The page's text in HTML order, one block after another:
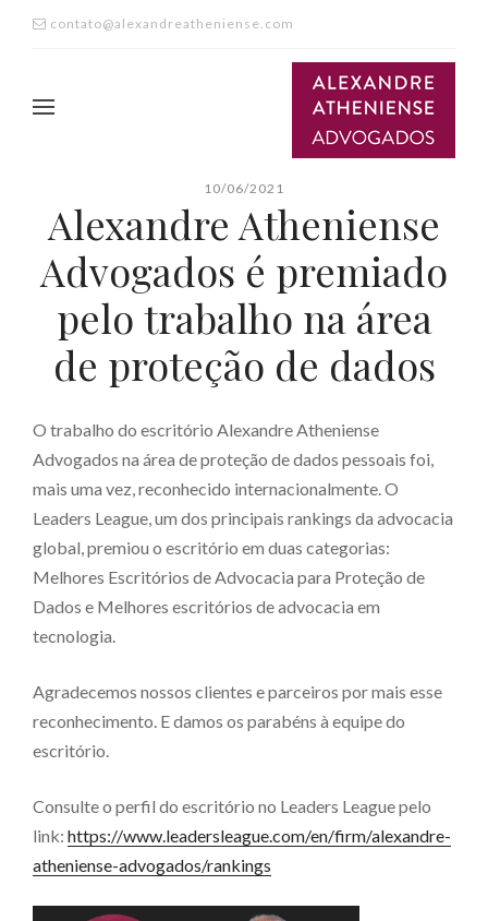
contato@alexandreatheniense.com
10/06/2021
Alexandre Atheniense
Advogados é premiado
pelo trabalho na área
de proteção de dados
O trabalho do escritório Alexandre Atheniense
Advogados na área de proteção de dados pessoais foi,
mais uma vez, reconhecido internacionalmente. O
Leaders League, um dos principais rankings da advocacia
global, premiou o escritório em duas categorias:
Melhores Escritórios de Advocacia para Proteção de
Dados e Melhores escritórios de advocacia em
tecnologia.
Agradecemos nossos clientes e parceiros por mais esse
reconhecimento. E damos os parabéns à equipe do
escritório.
Consulte o perfil do escritório no Leaders League pelo
link: https://www.leadersleague.com/en/firm/alexandre-
atheniense-advogados/rankings